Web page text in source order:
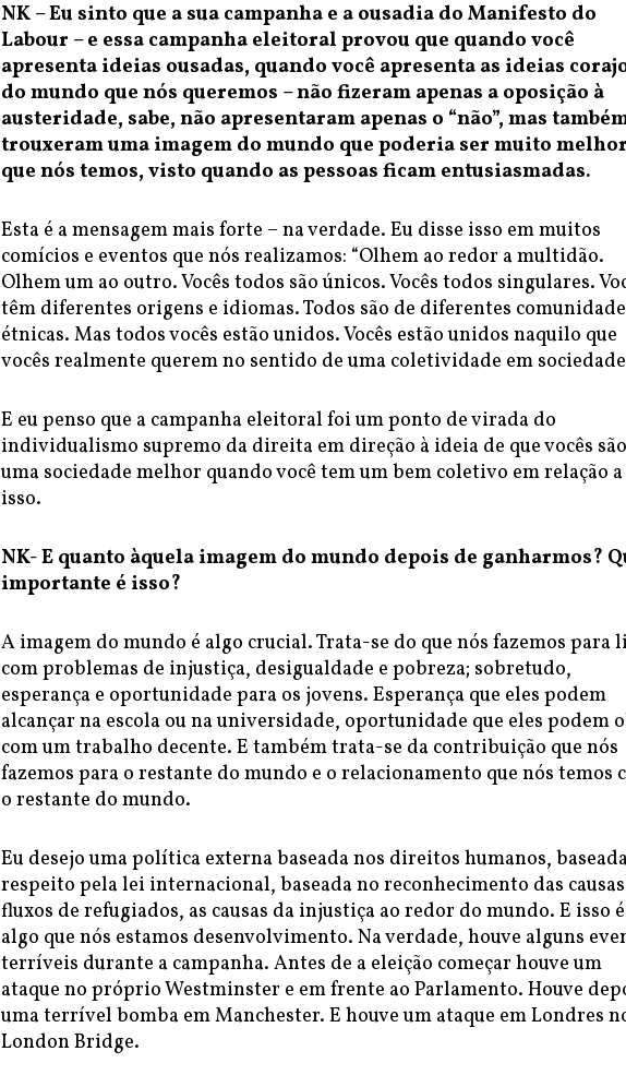
NK – Eu sinto que a sua campanha e a ousadia do Manifesto do
Labour – e essa campanha eleitoral provou que quando você
apresenta ideias ousadas, quando você apresenta as ideias
do mundo que nós queremos – não fizeram apenas a oposição à
austeridade, sabe, não apresentaram apenas o “não”, mas
trouxeram uma imagem do mundo que poderia ser muito
que nós temos, visto quando as pessoas ficam entusiasmadas.
Esta é a mensagem mais forte – na verdade. Eu disse isso em muitos
comícios e eventos que nós realizamos: “Olhem ao redor a multidão.
Olhem um ao outro. Vocês todos são únicos. Vocês todos singulares.
têm diferentes origens e idiomas. Todos são de diferentes
étnicas. Mas todos vocês estão unidos. Vocês estão unidos naquilo que
vocês realmente querem no sentido de uma coletividade em
E eu penso que a campanha eleitoral foi um ponto de virada do
individualismo supremo da direita em direção à ideia de que vocês são
uma sociedade melhor quando você tem um bem coletivo em relação a
isso.
NK- E quanto àquela imagem do mundo depois de ganharmos?
importante é isso?
A imagem do mundo é algo crucial. Trata-se do que nós fazemos para
com problemas de injustiça, desigualdade e pobreza; sobretudo,
esperança e oportunidade para os jovens. Esperança que eles podem
alcançar na escola ou na universidade, oportunidade que eles podem
com um trabalho decente. E também trata-se da contribuição que nós
fazemos para o restante do mundo e o relacionamento que nós temos
o restante do mundo.
Eu desejo uma política externa baseada nos direitos humanos,
respeito pela lei internacional, baseada no reconhecimento das
fluxos de refugiados, as causas da injustiça ao redor do mundo. E isso é
algo que nós estamos desenvolvimento. Na verdade, houve alguns
terríveis durante a campanha. Antes de a eleição começar houve um
ataque no próprio Westminster e em frente ao Parlamento. Houve
uma terrível bomba em Manchester. E houve um ataque em Londres
London Bridge.